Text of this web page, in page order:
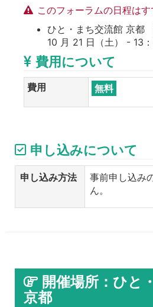
このフォーラムの日程はす
ひと・まち交流館 京都
10 月 21 日（土） - 13
費用について
費用 無料
申し込みについて
申し込み方法
事前申し込み
ん。
開催場所：ひと
京都